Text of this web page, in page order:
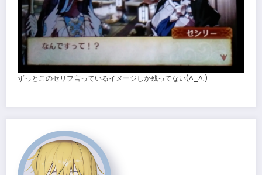
ずっとこのセリフ言っているイメージしか残ってない(^_^;)